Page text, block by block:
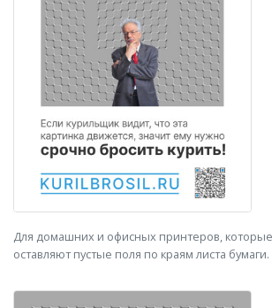
Для домашних и офисных принтеров,
оставляют пустые поля по краям листа бумаги.